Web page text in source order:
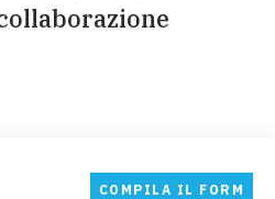
COMPILA IL FORM